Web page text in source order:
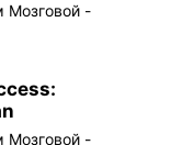
Мозговой -
Мозговой -